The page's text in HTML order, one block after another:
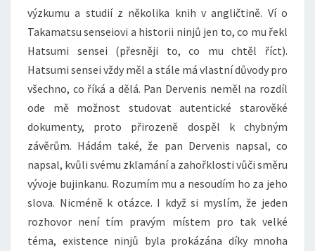
výzkumu a studií z několika knih v angličtině. Ví o
Takamatsu senseiovi a historii ninjů jen to, co mu řekl
Hatsumi sensei (přesněji to, co mu chtěl říct).
Hatsumi sensei vždy měl a stále má vlastní důvody pro
všechno, co říká a dělá. Pan Dervenis neměl na rozdíl
ode mě možnost studovat autentické starověké
dokumenty, proto přirozeně dospěl k chybným
závěrům. Hádám také, že pan Dervenis napsal, co
napsal, kvůli svému zklamání a zahořklosti vůči směru
vývoje bujinkanu. Rozumím mu a nesoudím ho za jeho
slova. Nicméně k otázce. I když si myslím, že jeden
rozhovor není tím pravým místem pro tak velké
téma, existence ninjů byla prokázána díky mnoha